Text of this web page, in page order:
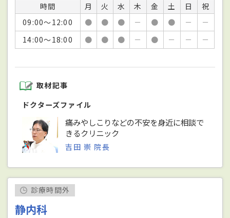
時間 月 火 水 木 金 土 日
祝
09:00～12:00
● ● ● － ● ● －
－
14:00～18:00
● ● ● － ● － － －
取材記事
ドクターズファイル
痛みやしこりなどの不安を身近に相談で
きるクリニック
吉田 崇 院長
診療時間外
静内科